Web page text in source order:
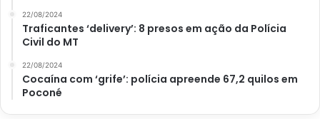
22/08/2024
Traficantes ‘delivery’: 8 presos em ação da Polícia
Civil do MT
22/08/2024
Cocaína com ‘grife’: polícia apreende 67,2 quilos em
Poconé